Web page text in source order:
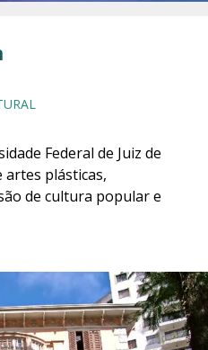
Federal de Juiz de
artes plásticas,
de cultura popular e